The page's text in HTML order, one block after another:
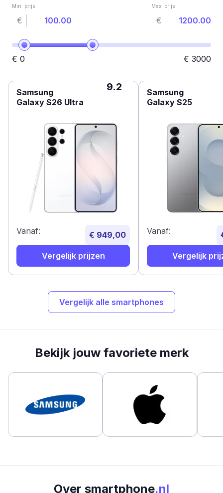
Min. prijs
€
Max. prijs
€
€ 0 € 3000
Samsung
Galaxy S26 Ultra
9.2
Vanaf: € 949,00
Vergelijk prijzen
Samsung
Galaxy S25
Vanaf:
Vergelijk
Vergelijk alle smartphones
Bekijk jouw favoriete merk
Over smartphone.nl